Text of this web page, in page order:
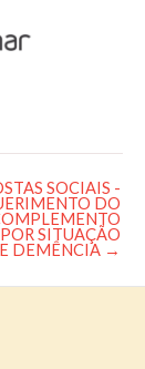
SOCIAIS -
DO
SITUAÇÃO
DEMÊNCIA →